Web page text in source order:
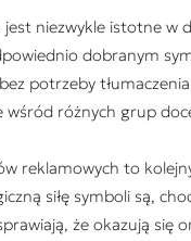
niezwykle istotne w
dobranym
potrzeby
wśród różnych grup
reklamowych to
siłę symboli są,
że okazują się